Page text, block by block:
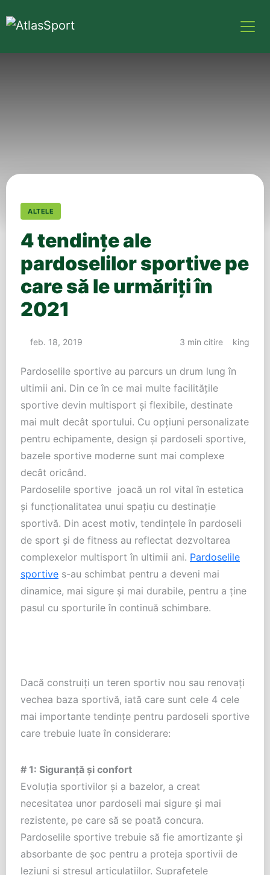
ALTELE
4 tendințe ale
pardoselilor sportive pe
care să le urmăriți în
2021
feb. 18, 2019 3 min citire king
Pardoselile sportive au parcurs un drum lung în
ultimii ani. Din ce în ce mai multe facilitățile
sportive devin multisport și flexibile, destinate
mai mult decât sportului. Cu opțiuni personalizate
pentru echipamente, design și pardoseli sportive,
bazele sportive moderne sunt mai complexe
decât oricând.
Pardoselile sportive joacă un rol vital în estetica
și funcționalitatea unui spațiu cu destinație
sportivă. Din acest motiv, tendințele în pardoseli
de sport și de fitness au reflectat dezvoltarea
complexelor multisport în ultimii ani. Pardoselile
sportive s-au schimbat pentru a deveni mai
dinamice, mai sigure și mai durabile, pentru a ține
pasul cu sporturile în continuă schimbare.
Dacă construiți un teren sportiv nou sau renovați
vechea baza sportivă, iată care sunt cele 4 cele
mai importante tendințe pentru pardoseli sportive
care trebuie luate în considerare:
# 1: Siguranță și confort
Evoluția sportivilor și a bazelor, a creat
necesitatea unor pardoseli mai sigure și mai
rezistente, pe care să se poată concura.
Pardoselile sportive trebuie să fie amortizante și
absorbante de șoc pentru a proteja sportivii de
leziuni și stresul articulațiilor. Suprafețele